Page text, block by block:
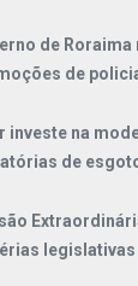
de Roraima
de
investe na
de
legislativas